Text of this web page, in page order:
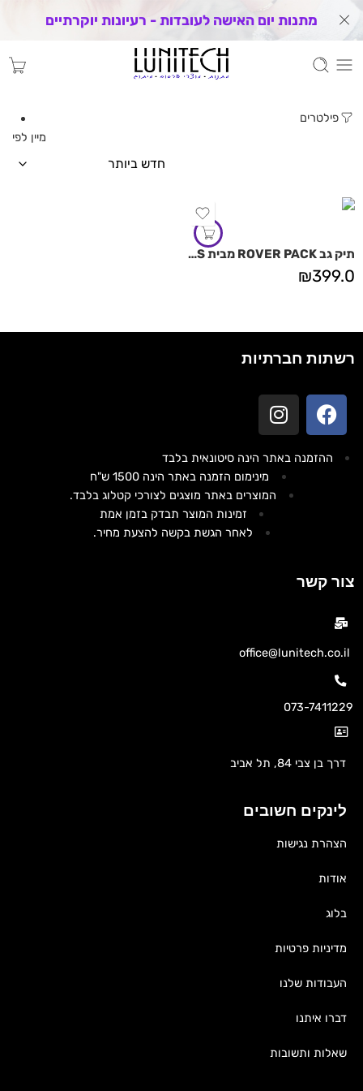
מתנות יום האישה לעובדות - רעיונות יוקרתיים
פילטרים
מיין לפי
תיק גב ROVER PACK מבית TOPO DESIGNS
₪399.0
לינקים חשובים
הצהרת נגישות
אודות
בלוג
מדיניות פרטיות
העבודות שלנו
דברו איתנו
שאלות ותשובות
צור קשר
office@lunitech.co.il
073-7411229
דרך בן צבי 84, תל אביב
רשתות חברתיות
ההזמנה באתר הינה סיטונאית בלבד
מינימום הזמנה באתר הינה 1500 ש"ח
המוצרים באתר מוצגים לצורכי קטלוג בלבד.
זמינות המוצר תבדק בזמן אמת
לאחר הגשת בקשה להצעת מחיר.